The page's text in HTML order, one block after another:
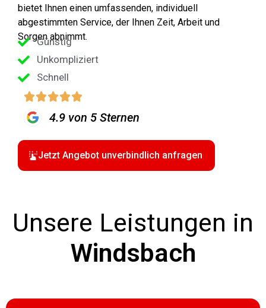
bietet Ihnen einen umfassenden, individuell
abgestimmten Service, der Ihnen Zeit, Arbeit und
Sorgen abnimmt.
Günstig
Unkompliziert
Schnell
4.9 von 5 Sternen
Jetzt Angebot unverbindlich anfragen
Unsere Leistungen in
Windsbach